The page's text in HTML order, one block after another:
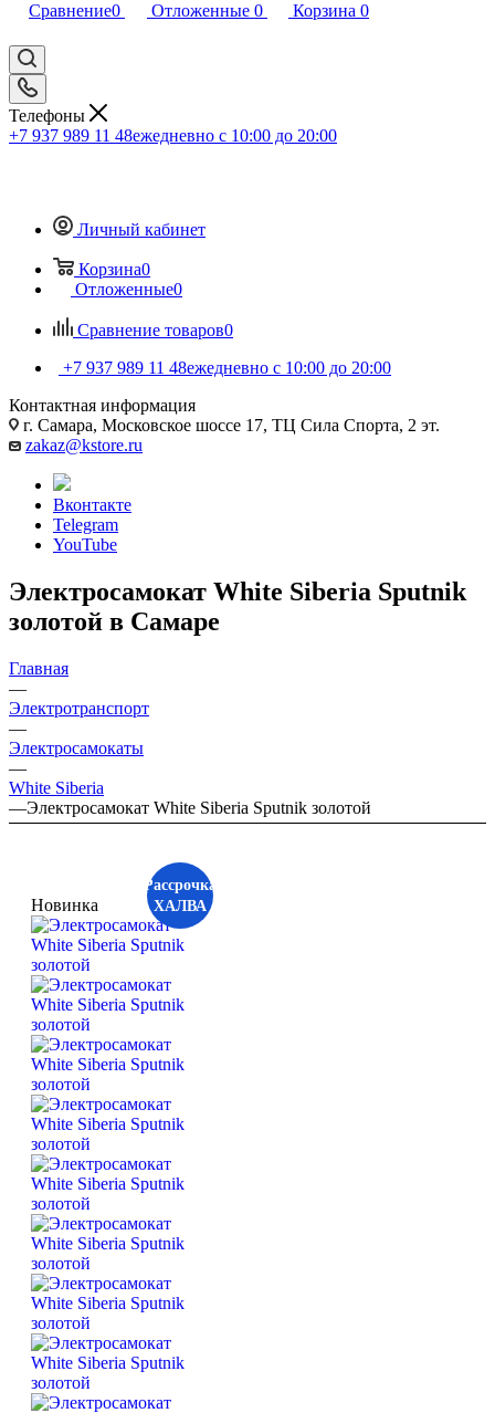
Сравнение0 Отложенные 0 Корзина 0
Телефоны
+7 937 989 11 48ежедневно с 10:00 до 20:00
Личный кабинет
Корзина0
Отложенные0
Сравнение товаров0
+7 937 989 11 48ежедневно с 10:00 до 20:00
Контактная информация
г. Самара, Московское шоссе 17, ТЦ Сила Спорта, 2 эт.
zakaz@kstore.ru
Вконтакте
Telegram
YouTube
Электросамокат White Siberia Sputnik
золотой в Самаре
Главная
—
Электротранспорт
—
Электросамокаты
—
White Siberia
—Электросамокат White Siberia Sputnik золотой
Рассрочка
ХАЛВА
Новинка